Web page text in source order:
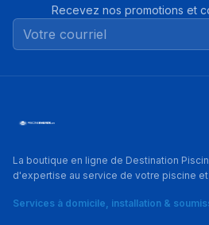
Recevez nos promotions et
La boutique en ligne de Destination
d'expertise au service de votre piscine et
Services à domicile, installation &